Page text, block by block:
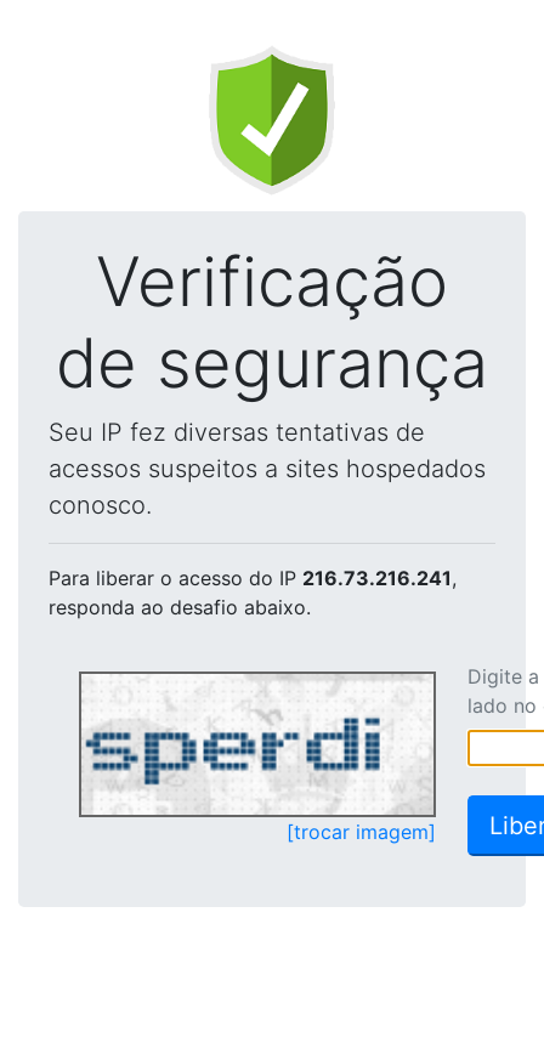
Verificação
de segurança
Seu IP fez diversas tentativas de
acessos suspeitos a sites hospedados
conosco.
Para liberar o acesso do IP 216.73.216.241,
responda ao desafio abaixo.
[trocar imagem]
Digite
lado no